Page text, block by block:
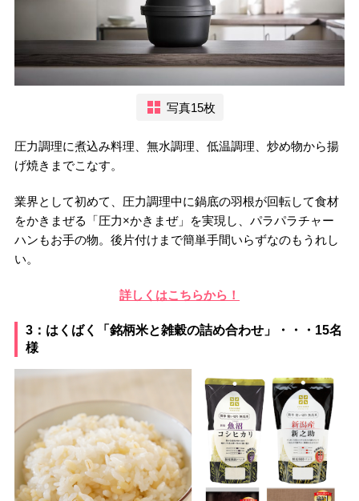
写真15枚
圧力調理に煮込み料理、無水調理、低温調理、炒め物から揚
げ焼きまでこなす。
業界として初めて、圧力調理中に鍋底の羽根が回転して食材
をかきまぜる「圧力×かきまぜ」を実現し、パラパラチャー
ハンもお手の物。後片付けまで簡単手間いらずなのもうれし
い。
詳しくはこちらから！
3：はくばく「銘柄米と雑穀の詰め合わせ」・・・15名
様